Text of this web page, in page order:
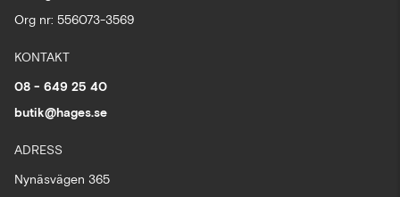
Org nr: 556073-3569
KONTAKT
08 - 649 25 40
butik@hages.se
ADRESS
Nynäsvägen 365